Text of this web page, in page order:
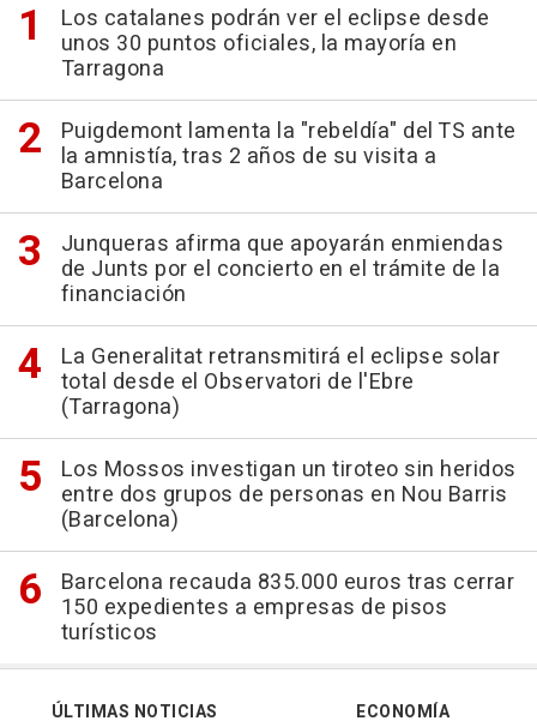
Los catalanes podrán ver el eclipse desde
unos 30 puntos oficiales, la mayoría en
Tarragona
Puigdemont lamenta la "rebeldía" del TS ante
la amnistía, tras 2 años de su visita a
Barcelona
Junqueras afirma que apoyarán enmiendas
de Junts por el concierto en el trámite de la
financiación
La Generalitat retransmitirá el eclipse solar
total desde el Observatori de l'Ebre
(Tarragona)
Los Mossos investigan un tiroteo sin heridos
entre dos grupos de personas en Nou Barris
(Barcelona)
Barcelona recauda 835.000 euros tras cerrar
150 expedientes a empresas de pisos
turísticos
ÚLTIMAS NOTICIAS
ECONOMÍA